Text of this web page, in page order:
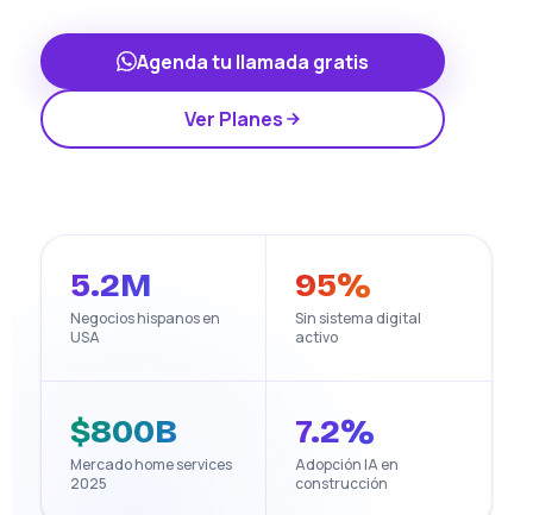
Agenda tu llamada gratis
Ver Planes
5.2M
Negocios hispanos en
USA
95%
Sin sistema digital
activo
$800B
Mercado home services
2025
7.2%
Adopción IA en
construcción